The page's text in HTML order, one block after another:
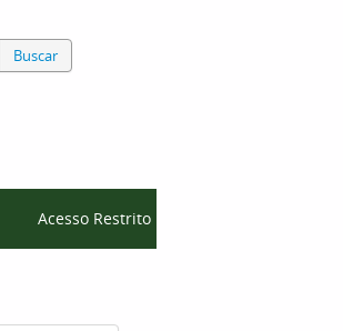
Buscar
Acesso Restrito